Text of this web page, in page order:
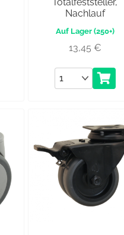
Totalfeststeller,
Nachlauf
(250+)
13,45 €
Anzahl